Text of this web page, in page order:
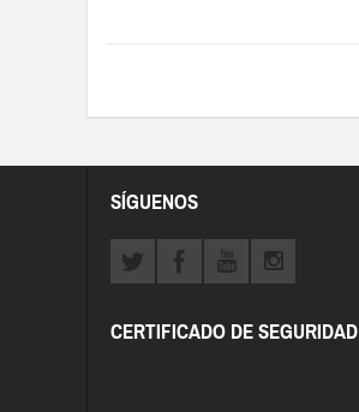
SÍGUENOS
CERTIFICADO DE SEGURIDAD